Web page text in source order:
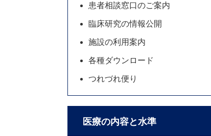
患者相談窓口のご案内
臨床研究の情報公開
施設の利用案内
各種ダウンロード
つれづれ便り
医療の内容と水準